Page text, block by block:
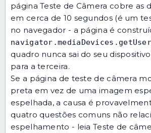
páginaTeste de Câmera cobre as
em cerca de 10 segundos (é um
no navegador - a página é
quadro nunca sai do seu
para a terceira.
Se a página de teste de câmera
preta em vez de uma imagem
espelhada, a causa é
quatro questões comuns não
espelhamento - leiaTeste de